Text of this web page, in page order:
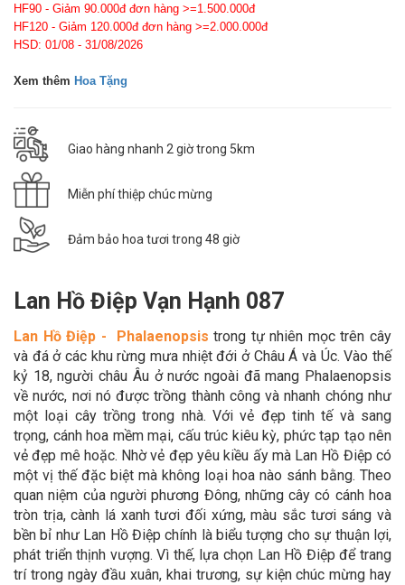
HF90 - Giảm 90.000đ đơn hàng >=1.500.000đ
HF120 - Giảm 120.000đ đơn hàng >=2.000.000đ
HSD: 01/08 - 31/08/2026
Xem thêm Hoa Tặng
Giao hàng nhanh 2 giờ trong 5km
Miễn phí thiệp chúc mừng
Đảm bảo hoa tươi trong 48 giờ
Lan Hồ Điệp Vạn Hạnh 087
Lan Hồ Điệp - Phalaenopsis trong tự nhiên mọc trên cây
và đá ở các khu rừng mưa nhiệt đới ở Châu Á và Úc. Vào thế
kỷ 18, người châu Âu ở nước ngoài đã mang Phalaenopsis
về nước, nơi nó được trồng thành công và nhanh chóng như
một loại cây trồng trong nhà. Với vẻ đẹp tinh tế và sang
trọng, cánh hoa mềm mại, cấu trúc kiêu kỳ, phức tạp tạo nên
vẻ đẹp mê hoặc. Nhờ vẻ đẹp yêu kiều ấy mà Lan Hồ Điệp có
một vị thế đặc biệt mà không loại hoa nào sánh bằng. Theo
quan niệm của người phương Đông, những cây có cánh hoa
tròn trịa, cành lá xanh tươi đối xứng, màu sắc tươi sáng và
bền bỉ như Lan Hồ Điệp chính là biểu tượng cho sự thuận lợi,
phát triển thịnh vượng. Vì thế, lựa chọn Lan Hồ Điệp để trang
trí trong ngày đầu xuân, khai trương, sự kiện chúc mừng hay